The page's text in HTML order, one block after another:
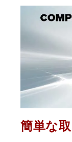
簡単な